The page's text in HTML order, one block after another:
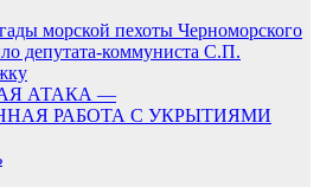
морской пехоты Черноморского
депутата-коммуниста С.П.
АТАКА —
РАБОТА С УКРЫТИЯМИ